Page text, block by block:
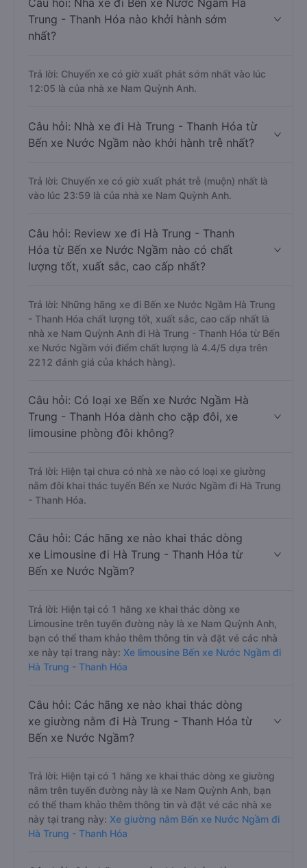
Câu hỏi: Nhà xe đi Bến xe Nước Ngầm Hà
Trung - Thanh Hóa nào khởi hành sớm
nhất?
Trả lời: Chuyến xe có giờ xuất phát sớm nhất vào lúc
12:05 là của nhà xe Nam Quỳnh Anh.
Câu hỏi: Nhà xe đi Hà Trung - Thanh Hóa từ
Bến xe Nước Ngầm nào khởi hành trễ nhất?
Trả lời: Chuyến xe có giờ xuất phát trễ (muộn) nhất là
vào lúc 23:59 là của nhà xe Nam Quỳnh Anh.
Câu hỏi: Review xe đi Hà Trung - Thanh
Hóa từ Bến xe Nước Ngầm nào có chất
lượng tốt, xuất sắc, cao cấp nhất?
Trả lời: Những hãng xe đi Bến xe Nước Ngầm Hà Trung
- Thanh Hóa chất lượng tốt, xuất sắc, cao cấp nhất là
nhà xe Nam Quỳnh Anh đi Hà Trung - Thanh Hóa từ Bến
xe Nước Ngầm với điểm chất lượng là 4.4/5 dựa trên
2212 đánh giá của khách hàng).
Câu hỏi: Có loại xe Bến xe Nước Ngầm Hà
Trung - Thanh Hóa dành cho cặp đôi, xe
limousine phòng đôi không?
Trả lời: Hiện tại chưa có nhà xe nào có loại xe giường
nằm đôi khai thác tuyến Bến xe Nước Ngầm đi Hà Trung
- Thanh Hóa.
Câu hỏi: Các hãng xe nào khai thác dòng
xe Limousine đi Hà Trung - Thanh Hóa từ
Bến xe Nước Ngầm?
Trả lời: Hiện tại có 1 hãng xe khai thác dòng xe
Limousine trên tuyến đường này là xe Nam Quỳnh Anh,
bạn có thể tham khảo thêm thông tin và đặt vé các nhà
xe này tại trang này: Xe limousine Bến xe Nước Ngầm đi
Hà Trung - Thanh Hóa
Câu hỏi: Các hãng xe nào khai thác dòng
xe giường nằm đi Hà Trung - Thanh Hóa từ
Bến xe Nước Ngầm?
Trả lời: Hiện tại có 1 hãng xe khai thác dòng xe giường
nằm trên tuyến đường này là xe Nam Quỳnh Anh, bạn
có thể tham khảo thêm thông tin và đặt vé các nhà xe
này tại trang này: Xe giường nằm Bến xe Nước Ngầm đi
Hà Trung - Thanh Hóa